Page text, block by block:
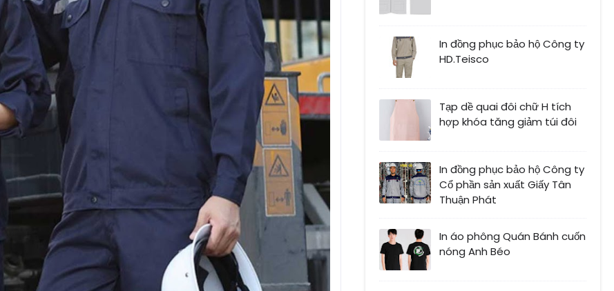
In đồng phục bảo hộ Công ty
HD.Teisco
Tạp dề quai đôi chữ H tích
hợp khóa tăng giảm túi đôi
In đồng phục bảo hộ Công ty
Cổ phần sản xuất Giấy Tân
Thuận Phát
In áo phông Quán Bánh cuốn
nóng Anh Béo